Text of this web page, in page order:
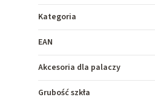
Kategoria
EAN
Akcesoria dla palaczy
Grubość szkła